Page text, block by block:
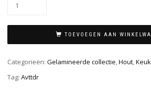
TOEVOEGEN AAN
Categorieën: Gelamineerde collectie,Hout,
Tag: Avttdr